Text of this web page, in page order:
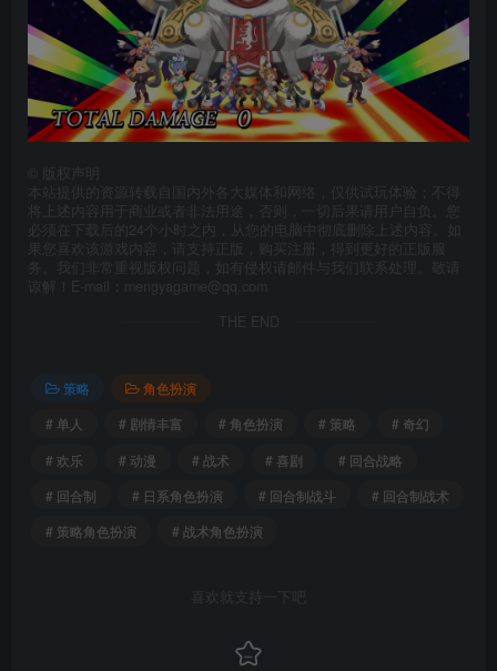
版权声明
本站提供的资源转载自国内外各大媒体和网络，仅供试玩体验；不得
将上述内容用于商业或者非法用途，否则，一切后果请用户自负。您
必须在下载后的24个小时之内，从您的电脑中彻底删除上述内容。如
果您喜欢该游戏内容，请支持正版，购买注册，得到更好的正版服
务。我们非常重视版权问题，如有侵权请邮件与我们联系处理。敬请
谅解！E-mail：mengyagame@qq.com
THE END
策略
角色扮演
# 单人
# 剧情丰富 # 角色扮演 # 策略
# 奇幻
# 欢乐
# 动漫 # 战术 # 喜剧
# 回合战略
# 回合制
# 日系角色扮演 # 回合制战斗
# 回合制战术
# 策略角色扮演
# 战术角色扮演
喜欢就支持一下吧